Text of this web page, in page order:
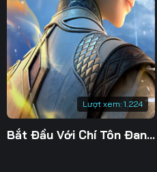
Lượt xem: 1.224
Bắt Đầu Với Chí Tôn Đan Điền